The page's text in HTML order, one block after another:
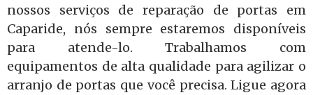
nossos serviços de reparação de portas em
Caparide, nós sempre estaremos disponíveis
para atende-lo. Trabalhamos com
equipamentos de alta qualidade para agilizar o
arranjo de portas que você precisa. Ligue agora